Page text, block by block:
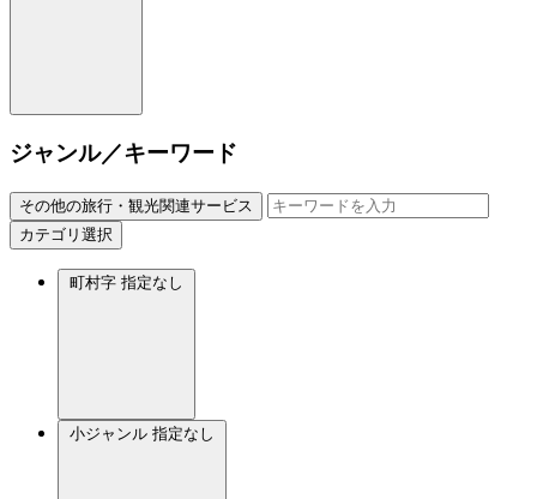
ジャンル／キーワード
その他の旅行・観光関連サービス
カテゴリ選択
町村字 指定なし
小ジャンル 指定なし